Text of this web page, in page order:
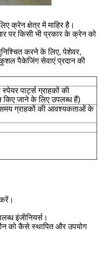
क्रेन क्षेत्र में माहिर है।
किसी भी प्रकार के क्रेन को
करने के लिए, पेशेवर,
पैकेजिंग सेवाएं प्रदान की
पार्ट्स ग्राहकों की
जाने के लिए उपलब्ध हैं)
समय ग्राहकों की आवश्यकताओं के
इंजीनियर्स।
को कैसे स्थापित और उपयोग